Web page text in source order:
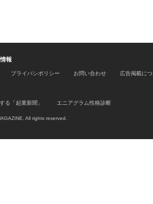
報
プライバシポリシー お問い合わせ 広告掲載に
る「起業新聞」 エニアグラム性格診断
All rights reserved.